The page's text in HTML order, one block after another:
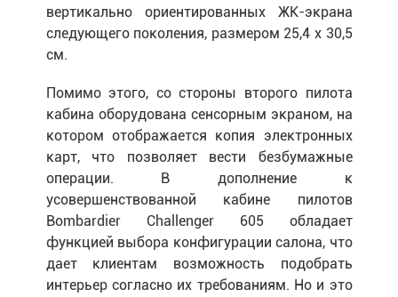
вертикально ориентированных ЖК-экрана
следующего поколения, размером 25,4 х 30,5
см.
Помимо этого, со стороны второго пилота
кабина оборудована сенсорным экраном, на
котором отображается копия электронных
карт, что позволяет вести безбумажные
операции. В дополнение к
усовершенствованной кабине пилотов
Bombardier Challenger 605 обладает
функцией выбора конфигурации салона, что
дает клиентам возможность подобрать
интерьер согласно их требованиям. Но и это